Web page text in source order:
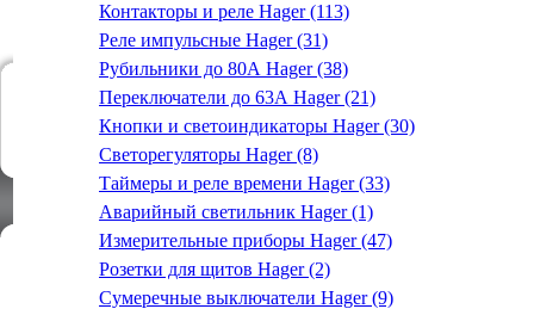
Контакторы и реле Hager (113)
Реле импульсные Hager (31)
Рубильники до 80А Hager (38)
Переключатели до 63А Hager (21)
Кнопки и светоиндикаторы Hager (30)
Светорегуляторы Hager (8)
Таймеры и реле времени Hager (33)
Аварийный светильник Hager (1)
Измерительные приборы Hager (47)
Розетки для щитов Hager (2)
Сумеречные выключатели Hager (9)